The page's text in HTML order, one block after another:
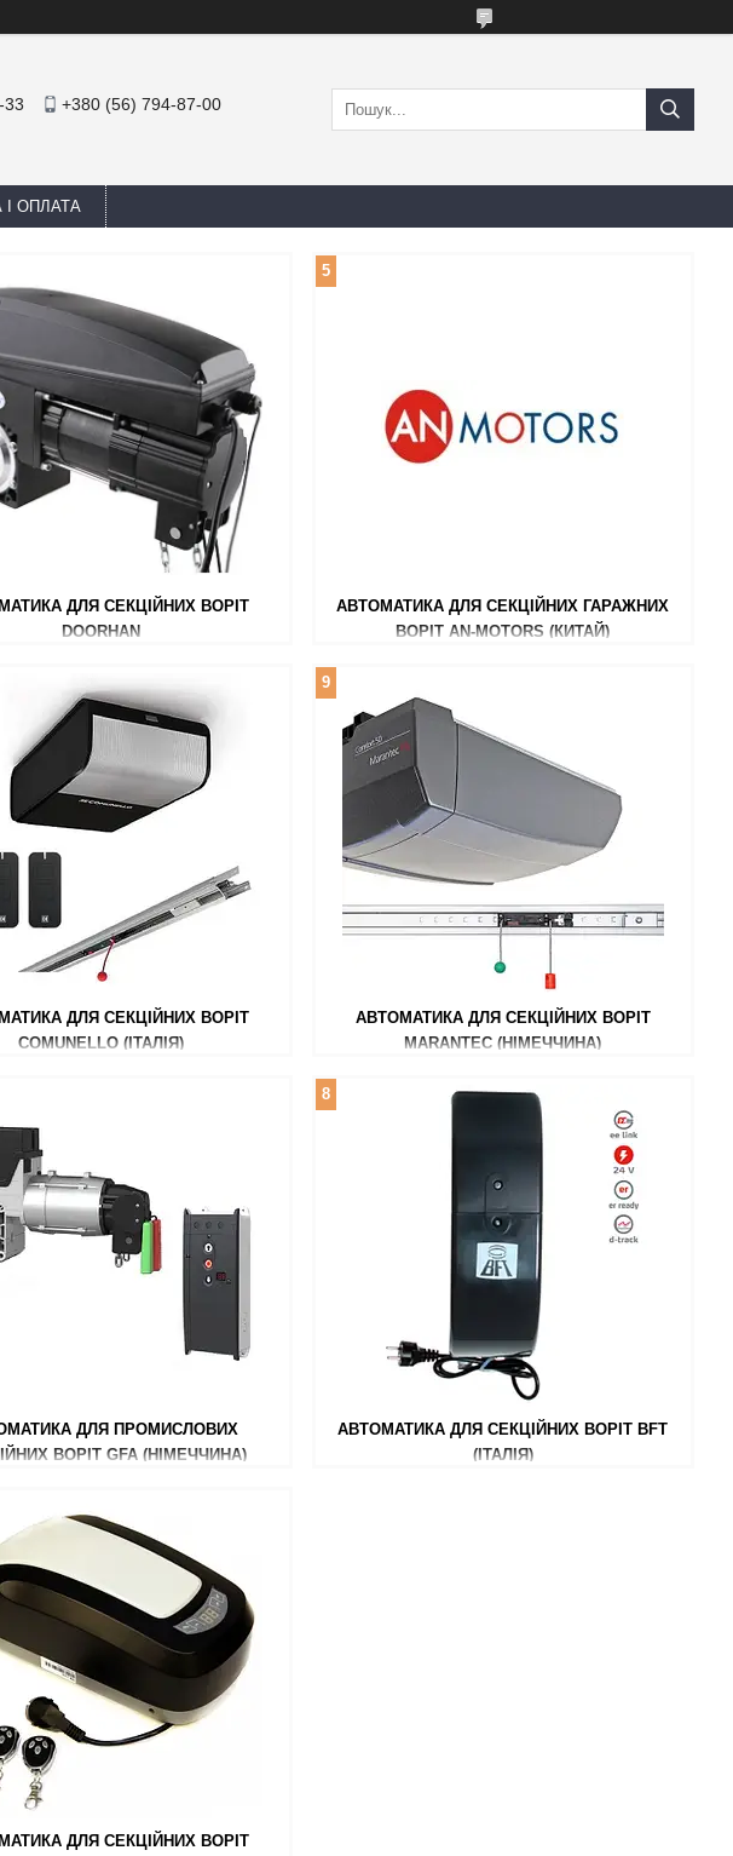
33 +380 (56) 794-87-00
ОПЛАТА
ДЛЯ СЕКЦІЙНИХ ВОРІТ
DOORHAN
АВТОМАТИКА ДЛЯ СЕКЦІЙНИХ ГАРАЖНИХ
ВОРІТ AN-MOTORS (КИТАЙ)
5
ДЛЯ СЕКЦІЙНИХ ВОРІТ
COMUNELLO (ІТАЛІЯ)
АВТОМАТИКА ДЛЯ СЕКЦІЙНИХ ВОРІТ
MARANTEC (НІМЕЧЧИНА)
9
ДЛЯ ПРОМИСЛОВИХ
ВОРІТ GFA (НІМЕЧЧИНА)
АВТОМАТИКА ДЛЯ СЕКЦІЙНИХ ВОРІТ BFT
(ІТАЛІЯ)
8
ДЛЯ СЕКЦІЙНИХ ВОРІТ